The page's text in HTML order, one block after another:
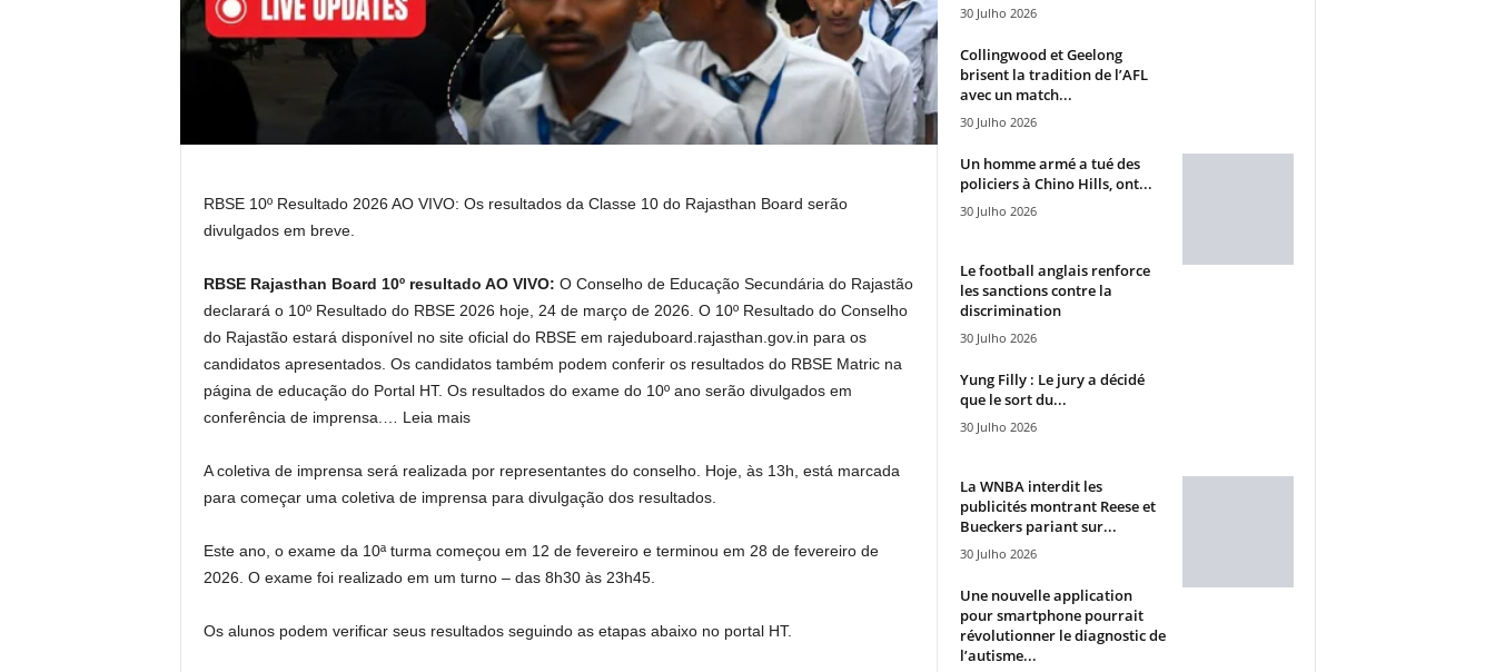
RBSE 10º Resultado 2026 AO VIVO: Os resultados da Classe 10 do Rajasthan Board serão
divulgados em breve.
RBSE Rajasthan Board 10º resultado AO VIVO: O Conselho de Educação Secundária do Rajastão
declarará o 10º Resultado do RBSE 2026 hoje, 24 de março de 2026. O 10º Resultado do Conselho
do Rajastão estará disponível no site oficial do RBSE em rajeduboard.rajasthan.gov.in para os
candidatos apresentados. Os candidatos também podem conferir os resultados do RBSE Matric na
página de educação do Portal HT. Os resultados do exame do 10º ano serão divulgados em
conferência de imprensa.… Leia mais
A coletiva de imprensa será realizada por representantes do conselho. Hoje, às 13h, está marcada
para começar uma coletiva de imprensa para divulgação dos resultados.
Este ano, o exame da 10ª turma começou em 12 de fevereiro e terminou em 28 de fevereiro de
2026. O exame foi realizado em um turno – das 8h30 às 23h45.
Os alunos podem verificar seus resultados seguindo as etapas abaixo no portal HT.
30 Julho 2026
Collingwood et Geelong
brisent la tradition de l’AFL
avec un match...
30 Julho 2026
Un homme armé a tué des
policiers à Chino Hills, ont...
30 Julho 2026
Le football anglais renforce
les sanctions contre la
discrimination
30 Julho 2026
Yung Filly : Le jury a décidé
que le sort du...
30 Julho 2026
La WNBA interdit les
publicités montrant Reese et
Bueckers pariant sur...
30 Julho 2026
Une nouvelle application
pour smartphone pourrait
révolutionner le diagnostic de
l’autisme...